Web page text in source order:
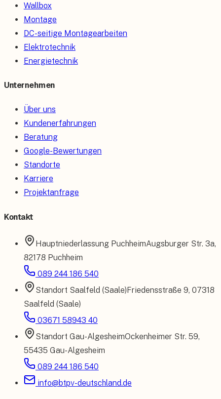
Wallbox
Montage
DC-seitige Montagearbeiten
Elektrotechnik
Energietechnik
Unternehmen
Über uns
Kundenerfahrungen
Beratung
Google-Bewertungen
Standorte
Karriere
Projektanfrage
Kontakt
Hauptniederlassung PuchheimAugsburger Str. 3a,
82178 Puchheim
089 244 186 540
Standort Saalfeld (Saale)Friedensstraße 9, 07318
Saalfeld (Saale)
03671 58943 40
Standort Gau-AlgesheimOckenheimer Str. 59,
55435 Gau-Algesheim
089 244 186 540
info@btpv-deutschland.de